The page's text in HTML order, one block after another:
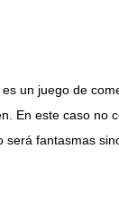
un juego de
En este caso no
será fantasmas